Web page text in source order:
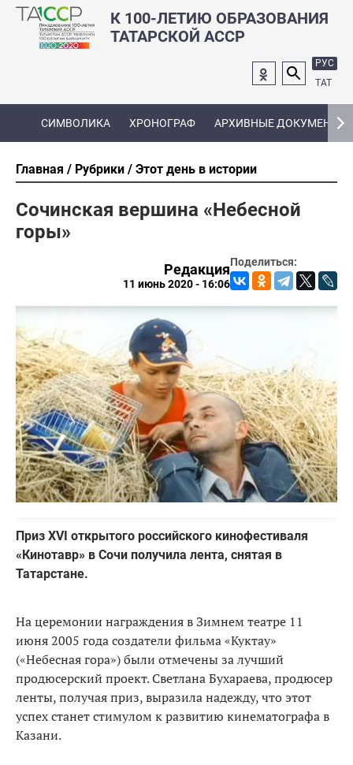
К 100-ЛЕТИЮ ОБРАЗОВАНИЯ
ТАТАРСКОЙ АССР
РУС
ТАТ
СИМВОЛИКА ХРОНОГРАФ АРХИВНЫЕ ДОКУМЕНТЫ
Главная Рубрики Этот день в истории
Сочинская вершина «Небесной
горы»
Поделиться:
Редакция
11 июнь 2020 - 16:06
Приз XVI открытого российского кинофестиваля
«Кинотавр» в Сочи получила лента, снятая в
Татарстане.
На церемонии награждения в Зимнем театре 11
июня 2005 года создатели фильма «Куктау»
(«Небесная гора») были отмечены за лучший
продюсерский проект. Светлана Бухараева, продюсер
ленты, получая приз, выразила надежду, что этот
успех станет стимулом к развитию кинематографа в
Казани.